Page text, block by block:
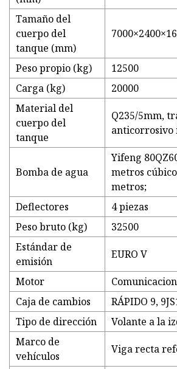
Tamaño del
cuerpo del
tanque (mm)
Peso propio (kg)
12500
Carga (kg)
20000
Material del
cuerpo del
tanque
Q235/5mm,
Bomba de agua
Yifeng
metros
metros;
Deflectores
4 piezas
Peso bruto (kg)
32500
Estándar de
emisión
EURO V
Motor
Caja de cambios
RÁPIDO 9,
Tipo de dirección
Volante a la
Marco de
vehículos
Viga recta